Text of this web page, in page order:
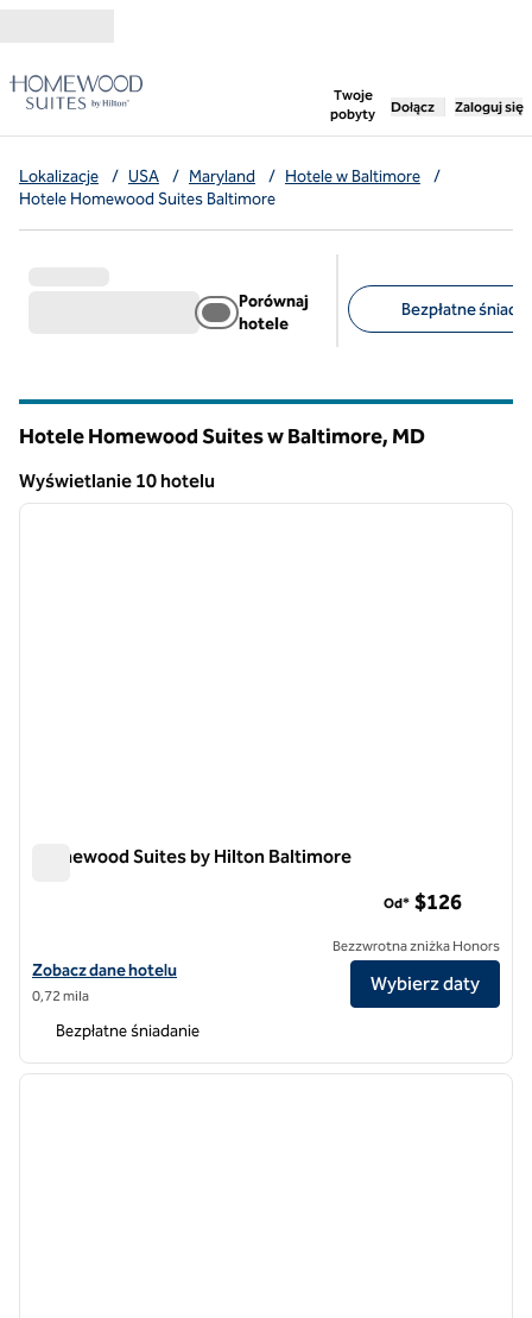
Twoje
pobyty
,otwiera nową
Dołącz Zaloguj się
Lokalizacje / USA / Maryland / Hotele w Baltimore
/
Hotele Homewood Suites Baltimore
Porównaj
hotele
Bezpłatne
Hotele Homewood Suites w Baltimore, MD
Wyświetlanie 10 hotelu
Wyświetlanie 10 hotelu
1 z 12
Homewood Suites by Hilton Baltimore
Zobacz szczegóły hotelu Homewood Suites by Hilton Baltimore
Zobacz dane hotelu
0,72 mila
Od* $126
Bezzwrotna zniżka Honors
Wybierz daty
Bezpłatne śniadanie
1 z 12